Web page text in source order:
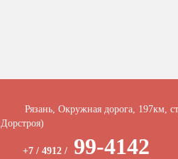
Рязань, Окружная дорога, 197км,
Дорстроя)
+7 / 4912 / 99-4142